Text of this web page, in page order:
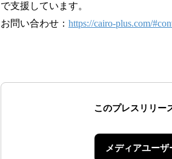
で支援しています。
お問い合わせ： https://cairo-plus.com/
このプレスリリー
メディアユー